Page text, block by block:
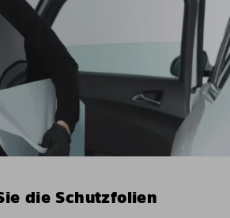
die Schutzfolien